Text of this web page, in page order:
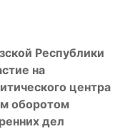
Республики
на
центра
оборотом
дел